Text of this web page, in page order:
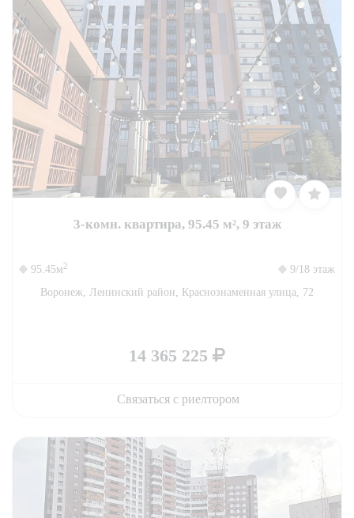
3-комн. квартира, 95.45 м², 9 этаж
95.45м2
9/18 этаж
Воронеж, Ленинский район, Краснознаменная улица, 72
14 365 225
Связаться с риелтором